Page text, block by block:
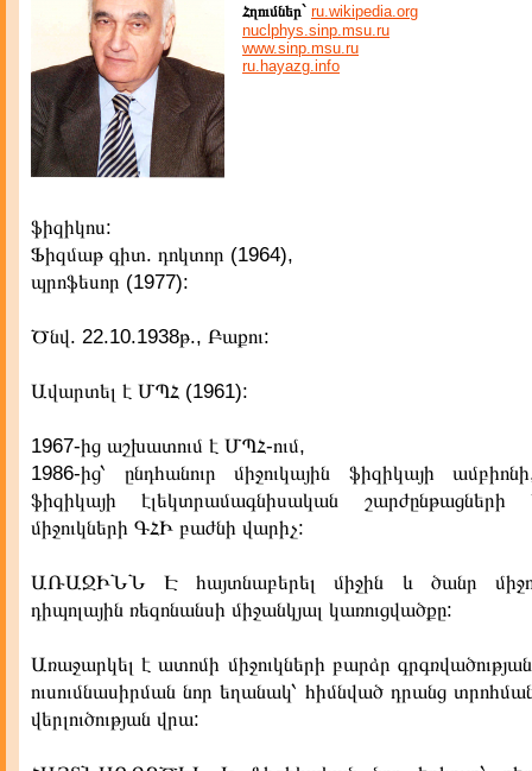
Հղումներ` ru.wikipedia.org
nuclphys.sinp.msu.ru
www.sinp.msu.ru
ru.hayazg.info
ֆիզիկոս:
Ֆիզմաթ գիտ. դոկտոր (1964),
պրոֆեսոր (1977):
Ծնվ. 22.10.1938թ., Բաքու:
Ավարտել է ՄՊՀ (1961):
1967-ից աշխատում է ՄՊՀ-ում,
1986-ից՝ ընդհանուր միջուկային ֆիզիկայի
ֆիզիկայի էլեկտրամագնիսական
միջուկների ԳՀԻ բաժնի վարիչ:
ԱՌԱՋԻՆՆ Է հայտնաբերել միջին և ծանր
դիպոլային ռեզոնանսի միջանկյալ կառուցվածքը:
Առաջարկել է ատոմի միջուկների բարձր
ուսումնասիրման նոր եղանակ՝ հիմնված դրանց
վերլուծության վրա: